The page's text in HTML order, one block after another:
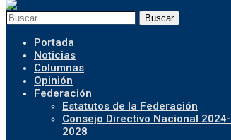
Buscar
Portada
Noticias
Columnas
Opinión
Federación
Estatutos de la Federación
Consejo Directivo Nacional 2024-
2028